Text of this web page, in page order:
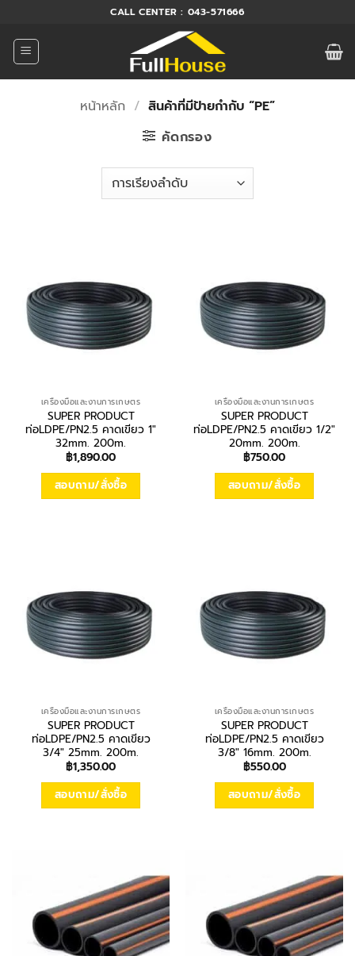
ยัง
เนื้อหา
CALL CENTER : 043-571666
หน้าหลัก / สินค้าที่มีป้ายกำกับ “PE”
คัดกรอง
เครื่องมือและงานการเกษตร
SUPER PRODUCT
ท่อLDPE/PN2.5 คาดเขียว 1″
32mm. 200m.
฿1,890.00
สอบถาม/สั่งซื้อ
เครื่องมือและงานการเกษตร
SUPER PRODUCT
ท่อLDPE/PN2.5 คาดเขียว 1/2″
20mm. 200m.
฿750.00
สอบถาม/สั่งซื้อ
เครื่องมือและงานการเกษตร
SUPER PRODUCT
ท่อLDPE/PN2.5 คาดเขียว
3/4″ 25mm. 200m.
฿1,350.00
สอบถาม/สั่งซื้อ
เครื่องมือและงานการเกษตร
SUPER PRODUCT
ท่อLDPE/PN2.5 คาดเขียว
3/8″ 16mm. 200m.
฿550.00
สอบถาม/สั่งซื้อ